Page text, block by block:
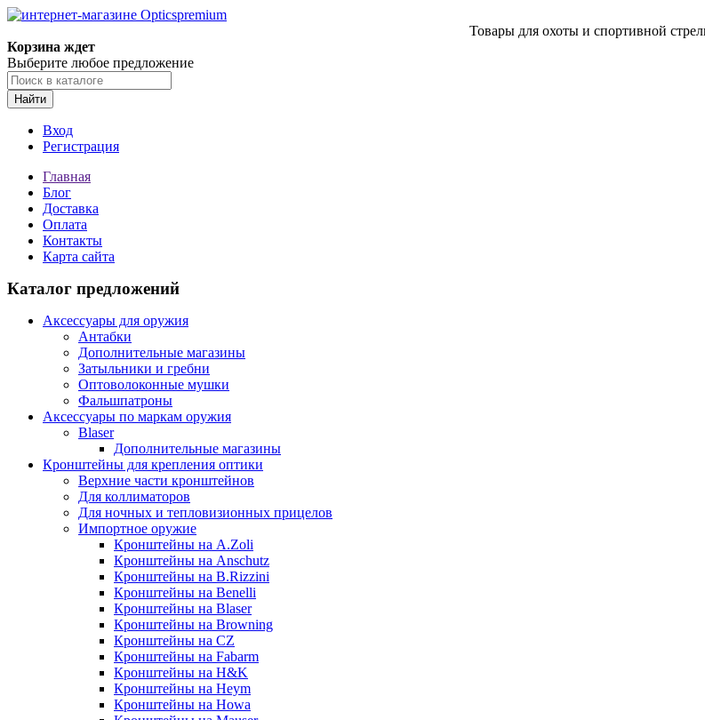
Товары для охоты и спортивной
Корзина ждет
Выберите любое предложение
Найти
Вход
Регистрация
Главная
Блог
Доставка
Оплата
Контакты
Карта сайта
Каталог предложений
Аксессуары для оружия
Антабки
Дополнительные магазины
Затыльники и гребни
Оптоволоконные мушки
Фальшпатроны
Аксессуары по маркам оружия
Blaser
Дополнительные магазины
Кронштейны для крепления оптики
Верхние части кронштейнов
Для коллиматоров
Для ночных и тепловизионных прицелов
Импортное оружие
Кронштейны на A.Zoli
Кронштейны на Anschutz
Кронштейны на B.Rizzini
Кронштейны на Benelli
Кронштейны на Blaser
Кронштейны на Browning
Кронштейны на CZ
Кронштейны на Fabarm
Кронштейны на H&K
Кронштейны на Heym
Кронштейны на Howa